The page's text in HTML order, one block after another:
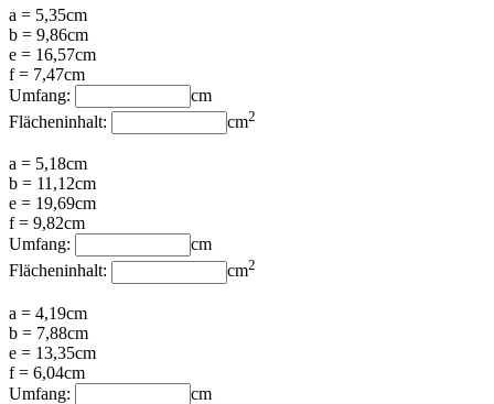
a = 5,35cm
b = 9,86cm
e = 16,57cm
f = 7,47cm
Umfang:
cm
Flächeninhalt:
cm2
a = 5,18cm
b = 11,12cm
e = 19,69cm
f = 9,82cm
Umfang:
cm
Flächeninhalt:
cm2
a = 4,19cm
b = 7,88cm
e = 13,35cm
f = 6,04cm
Umfang:
cm